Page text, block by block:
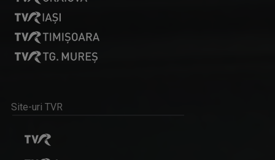
ENERGIA Z
„Energia Z” evocă dinamismul tinerilor care, ...
Site-uri TVR